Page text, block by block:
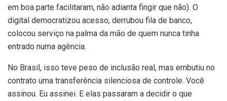
em boa parte facilitaram, não adianta fingir que não). O
digital democratizou acesso, derrubou fila de banco,
colocou serviço na palma da mão de quem nunca tinha
entrado numa agência.
No Brasil, isso teve peso de inclusão real, mas embutiu no
contrato uma transferência silenciosa de controle. Você
assinou. Eu assinei. E elas passaram a decidir o que